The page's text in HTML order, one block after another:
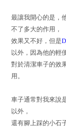
最讓我開心的是，
不了多大的作用，
效果又不好，但是
以外，因為他的輕
對於清潔車子的效
用。
車子通常對我來說
以外，
還有腳上踩的小石